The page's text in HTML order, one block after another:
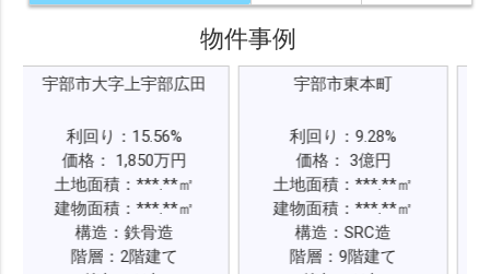
物件事例
大字上宇部広田
り：15.56%
： 1,850万円
積：***.**㎡
積：***.**㎡
造：鉄骨造
：2階建て
宇部市東本町
利回り：9.28%
価格： 3億円
土地面積：***.**㎡
建物面積：***.**㎡
構造：SRC造
階層：9階建て
土地面積
建物面積